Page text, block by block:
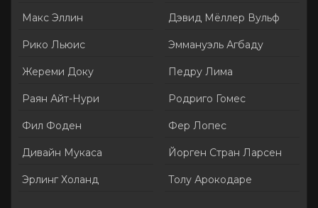
Макс Эллин
Рико Льюис
Жереми Доку
Раян Айт-Нури
Фил Фоден
Дивайн Мукаса
Эрлинг Холанд
Дэвид Мёллер Вульф
Эммануэль Агбаду
Педру Лима
Родриго Гомес
Фер Лопес
Йорген Стран Ларсен
Толу Арокодаре